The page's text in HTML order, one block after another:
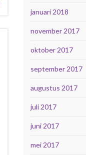
januari 2018
november 2017
oktober 2017
september 2017
augustus 2017
juli 2017
juni 2017
mei 2017